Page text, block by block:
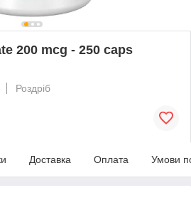
200 mcg - 250 caps
Роздріб
Доставка Оплата Умови